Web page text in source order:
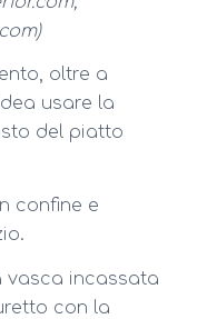
oltre a
usare la
del piatto
confine e
vasca incassata
con la